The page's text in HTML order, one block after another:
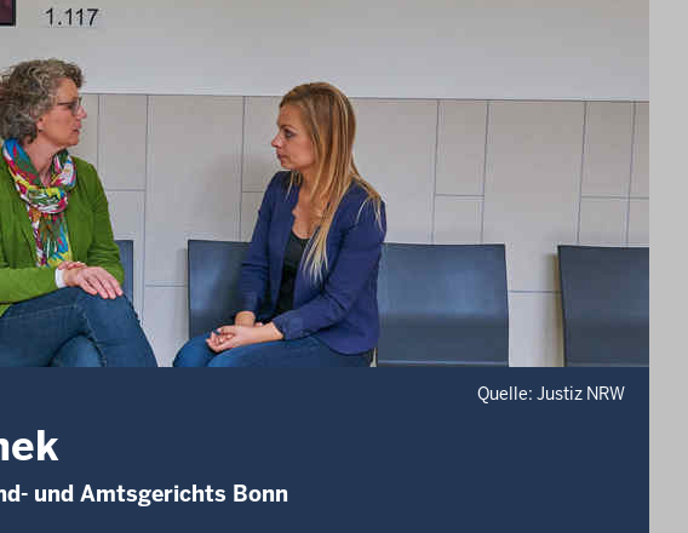
Quelle: Justiz NRW
und Amtsgerichts Bonn